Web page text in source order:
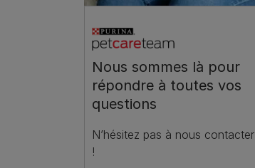
Nous sommes là pour
répondre à toutes vos
questions
N’hésitez pas à nous contacter
!